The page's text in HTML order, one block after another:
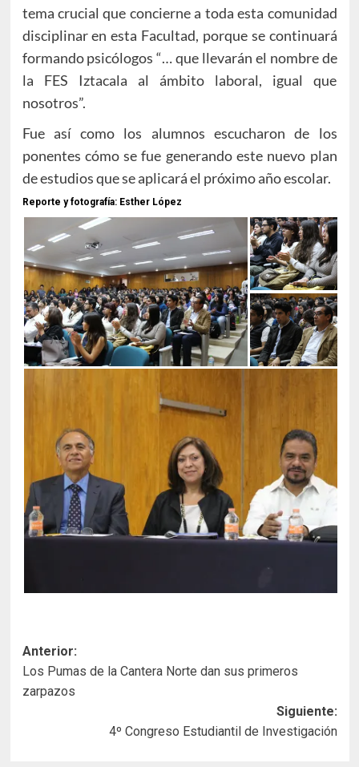
tema crucial que concierne a toda esta comunidad
disciplinar en esta Facultad, porque se continuará
formando psicólogos “… que llevarán el nombre de
la FES Iztacala al ámbito laboral, igual que
nosotros”.
Fue así como los alumnos escucharon de los
ponentes cómo se fue generando este nuevo plan
de estudios que se aplicará el próximo año escolar.
Reporte y fotografía: Esther López
Navegación
de
entradas
Anterior:
Los Pumas de la Cantera Norte dan sus primeros
zarpazos
Siguiente:
4º Congreso Estudiantil de Investigación